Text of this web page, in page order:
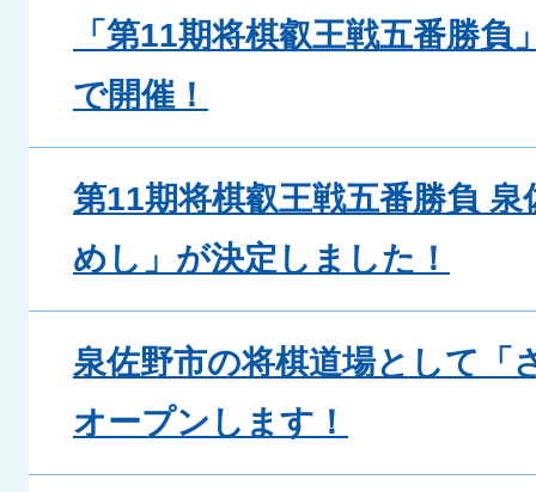
「第11期将棋叡王戦五番勝負
で開催！
第11期将棋叡王戦五番勝負
めし」が決定しました！
泉佐野市の将棋道場として「
オープンします！